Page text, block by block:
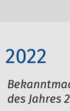
2022
des Jahres